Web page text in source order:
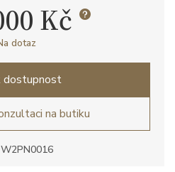
Kč
dotaz
dostupnost
na butiku